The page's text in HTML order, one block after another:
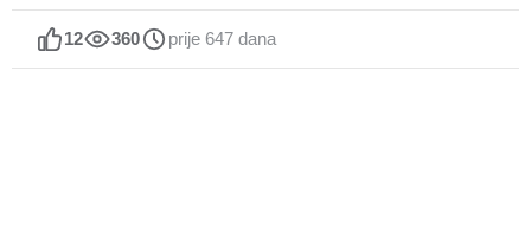
12 360 prije 647 dana